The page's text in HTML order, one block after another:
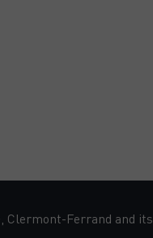
Clermont-Ferrand and its